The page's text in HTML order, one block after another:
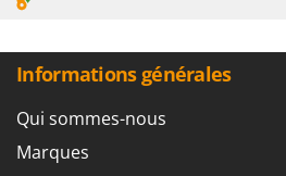
Informations générales
Qui sommes-nous
Marques